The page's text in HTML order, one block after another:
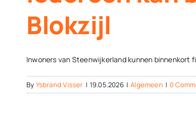
Blokzijl
Inwoners van Steenwijkerland kunnen binnenkort
By Ysbrand Visser | 19.05.2026 | Algemeen | 0